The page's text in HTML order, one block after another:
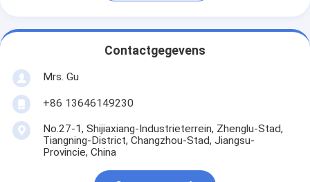
Contactgegevens
Mrs. Gu
+86 13646149230
No.27-1, Shijiaxiang-Industrieterrein, Zhenglu-Stad,
Tiangning-District, Changzhou-Stad, Jiangsu-
Provincie, China